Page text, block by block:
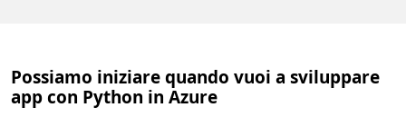
Possiamo iniziare quando vuoi a sviluppare
app con Python in Azure